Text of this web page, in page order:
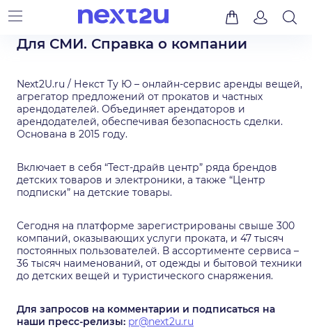
Для СМИ. Справка о компании
Next2U.ru / Некст Ту Ю – онлайн-сервис аренды вещей,
агрегатор предложений от прокатов и частных
арендодателей. Объединяет арендаторов и
арендодателей, обеспечивая безопасность сделки.
Основана в 2015 году.
Включает в себя “Тест-драйв центр” ряда брендов
детских товаров и электроники, а также “Центр
подписки” на детские товары.
Сегодня на платформе зарегистрированы свыше 300
компаний, оказывающих услуги проката, и 47 тысяч
постоянных пользователей. В ассортименте сервиса –
36 тысяч наименований, от одежды и бытовой техники
до детских вещей и туристического снаряжения.
Для запросов на комментарии и подписаться на
наши пресс-релизы: pr@next2u.ru